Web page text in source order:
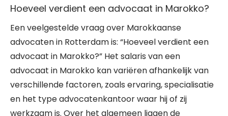
Hoeveel verdient een advocaat in Marokko?
Een veelgestelde vraag over Marokkaanse
advocaten in Rotterdam is: “Hoeveel verdient een
advocaat in Marokko?” Het salaris van een
advocaat in Marokko kan variëren afhankelijk van
verschillende factoren, zoals ervaring, specialisatie
en het type advocatenkantoor waar hij of zij
werkzaam is. Over het algemeen liggen de